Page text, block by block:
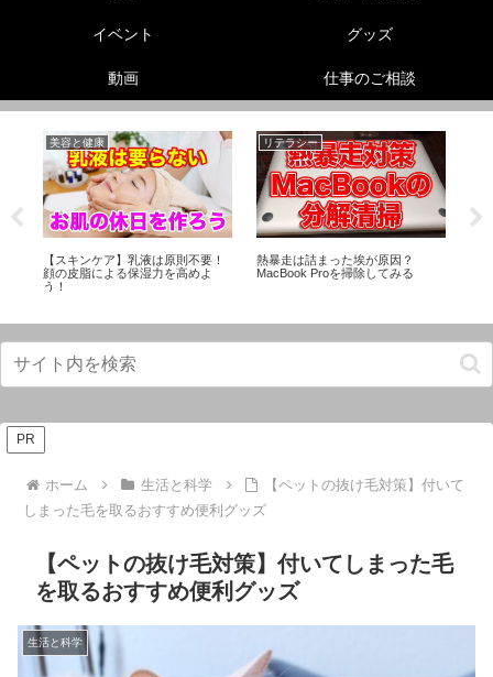
イベント グッズ
動画 仕事のご相談
美容と健康
【スキンケア】乳液は原則不要！
顔の皮脂による保湿力を高めよ
う！
リテラシー
熱暴走は詰まった埃が原因？
MacBook Proを掃除してみる
PR
ホーム 生活と科学
【ペットの抜け毛対策】付いて
しまった毛を取るおすすめ便利グッズ
【ペットの抜け毛対策】付いてしまった毛
を取るおすすめ便利グッズ
生活と科学